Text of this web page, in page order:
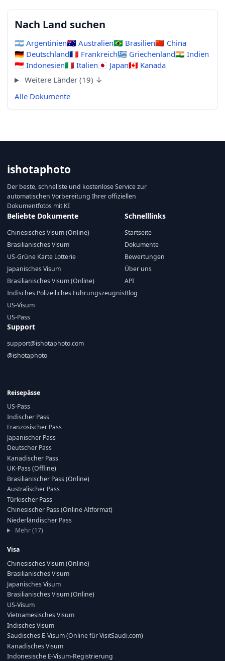
Nach Land suchen
🇦🇷 Argentinien🇦🇺 Australien🇧🇷 Brasilien🇨🇳 China
🇩🇪 Deutschland🇫🇷 Frankreich🇬🇷 Griechenland🇮🇳 Indien
🇮🇩 Indonesien🇮🇹 Italien 🇯🇵 Japan🇨🇦 Kanada
Weitere Länder (19) ↓
Alle Dokumente
ishotaphoto
Der beste, schnellste und kostenlose Service zur
automatischen Vorbereitung Ihrer offiziellen
Dokumentfotos mit KI
Beliebte Dokumente
Chinesisches Visum (Online)
Brasilianisches Visum
US-Grüne Karte Lotterie
Japanisches Visum
Brasilianisches Visum (Online)
Indisches Polizeiliches Führungszeugnis
US-Visum
US-Pass
Schnelllinks
Startseite
Dokumente
Bewertungen
Über uns
API
Blog
Support
support@ishotaphoto.com
@ishotaphoto
Reisepässe
US-Pass
Indischer Pass
Französischer Pass
Japanischer Pass
Deutscher Pass
Kanadischer Pass
UK-Pass (Offline)
Brasilianischer Pass (Online)
Australischer Pass
Türkischer Pass
Chinesischer Pass (Online Altformat)
Niederländischer Pass
Mehr (17)
Visa
Chinesisches Visum (Online)
Brasilianisches Visum
Japanisches Visum
Brasilianisches Visum (Online)
US-Visum
Vietnamesisches Visum
Indisches Visum
Saudisches E-Visum (Online für VisitSaudi.com)
Kanadisches Visum
Indonesische E-Visum-Registrierung